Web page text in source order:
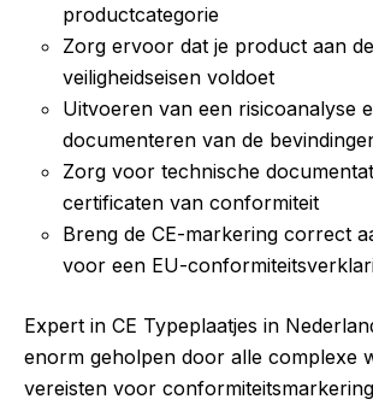
productcategorie
Zorg ervoor dat je product aan
veiligheidseisen voldoet
Uitvoeren van een risicoanalyse
documenteren van de
Zorg voor technische
certificaten van conformiteit
Breng de CE-markering correct
voor een EU-
Expert in CE Typeplaatjes in
enorm geholpen door alle complexe
vereisten voor